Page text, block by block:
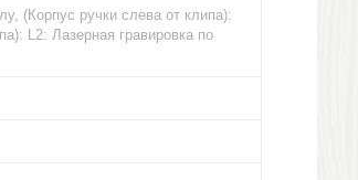
(Корпус ручки слева от клипа):
L2: Лазерная гравировка по